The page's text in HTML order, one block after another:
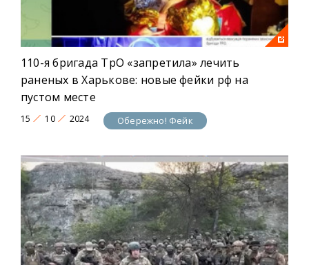
110-я бригада ТрО «запретила» лечить
раненых в Харькове: новые фейки рф на
пустом месте
15 10 2024 Обережно! Фейк